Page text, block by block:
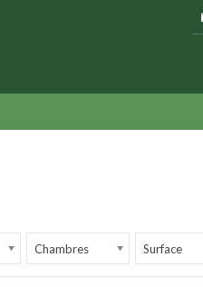
Chambres Surface